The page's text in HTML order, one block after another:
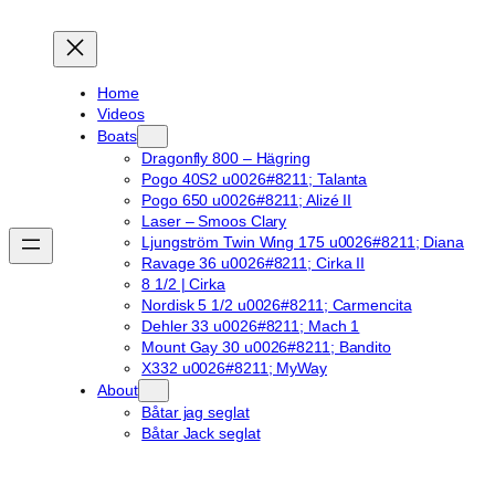
Home
Videos
Boats
Dragonfly 800 – Hägring
Pogo 40S2 u0026#8211; Talanta
Pogo 650 u0026#8211; Alizé II
Laser – Smoos Clary
Ljungström Twin Wing 175 u0026#8211; Diana
Ravage 36 u0026#8211; Cirka II
8 1/2 | Cirka
Nordisk 5 1/2 u0026#8211; Carmencita
Dehler 33 u0026#8211; Mach 1
Mount Gay 30 u0026#8211; Bandito
X332 u0026#8211; MyWay
About
Båtar jag seglat
Båtar Jack seglat